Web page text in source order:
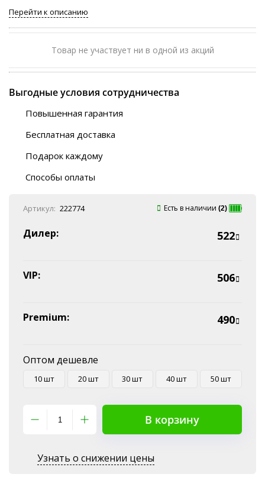
Перейти к описанию
Товар не участвует ни в одной из акций
Выгодные условия сотрудничества
Повышенная гарантия
Бесплатная доставка
Автобусы (по ЮФО)
“BlaBlaCar” (по ЮФО)
Подарок каждому
Способы оплаты
Наличные
Эквайринг
Оплата на P/C
Артикул: 222774 Есть в наличии (2)
Дилер: 522
VIP: 506
Premium: 490
Оптом дешевле
10 шт 20 шт 30 шт 40 шт 50 шт
В корзину
Узнать о снижении цены